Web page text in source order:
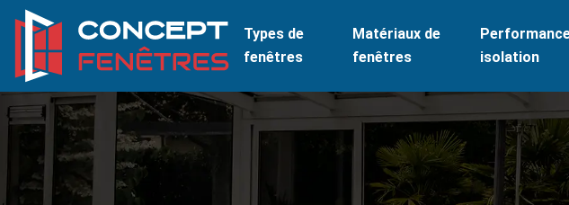
Types de
fenêtres
Matériaux de
fenêtres
isolation